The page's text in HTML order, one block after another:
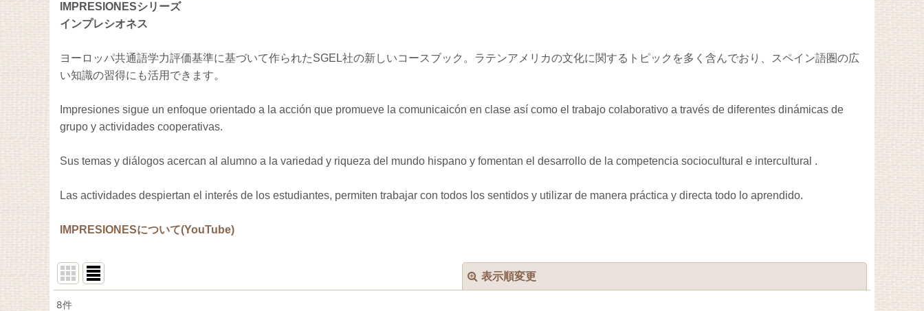
IMPRESIONESシリーズ
インプレシオネス
ヨーロッパ共通語学力評価基準に基づいて作られたSGEL社の新しいコースブック。ラテンアメリカの文化に関するトピックを多く含んでおり、スペイン語圏の広
い知識の習得にも活用できます。
Impresiones sigue un enfoque orientado a la acción que promueve la comunicaicón en clase así como el trabajo colaborativo a través de diferentes dinámicas de
grupo y actividades cooperativas.
Sus temas y diálogos acercan al alumno a la variedad y riqueza del mundo hispano y fomentan el desarrollo de la competencia sociocultural e intercultural .
Las actividades despiertan el interés de los estudiantes, permiten trabajar con todos los sentidos y utilizar de manera práctica y directa todo lo aprendido.
IMPRESIONESについて(YouTube)
表示順変更
8件